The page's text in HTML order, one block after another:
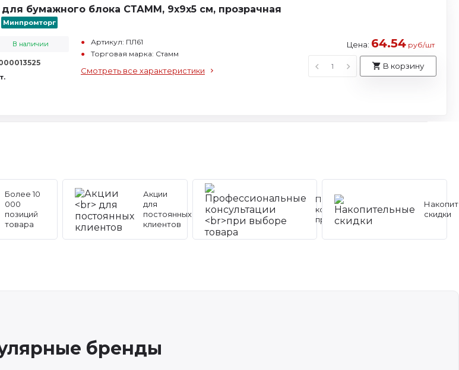
для бумажного блока СТАММ, 9х9х5 см, прозрачная
Минпромторг
В наличии
Артикул: ПЛ61
Торговая марка: Стамм
Смотреть все характеристики
Цена: 64.54 руб/шт
В корзину
Более 10
000
позиций
товара
Акции
для
постоянных
клиентов
Профессиональные
консультации
при выборе товара
скидки
бренды